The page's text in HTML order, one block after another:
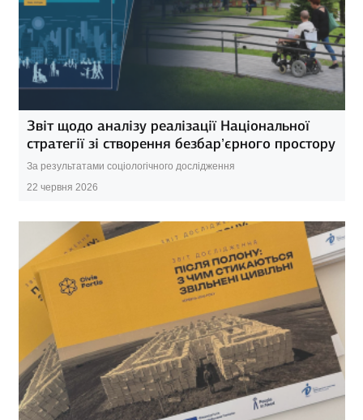
Звіт щодо аналізу реалізації Національної
стратегії зі створення безбар’єрного простору
За результатами соціологічного дослідження
22 червня 2026